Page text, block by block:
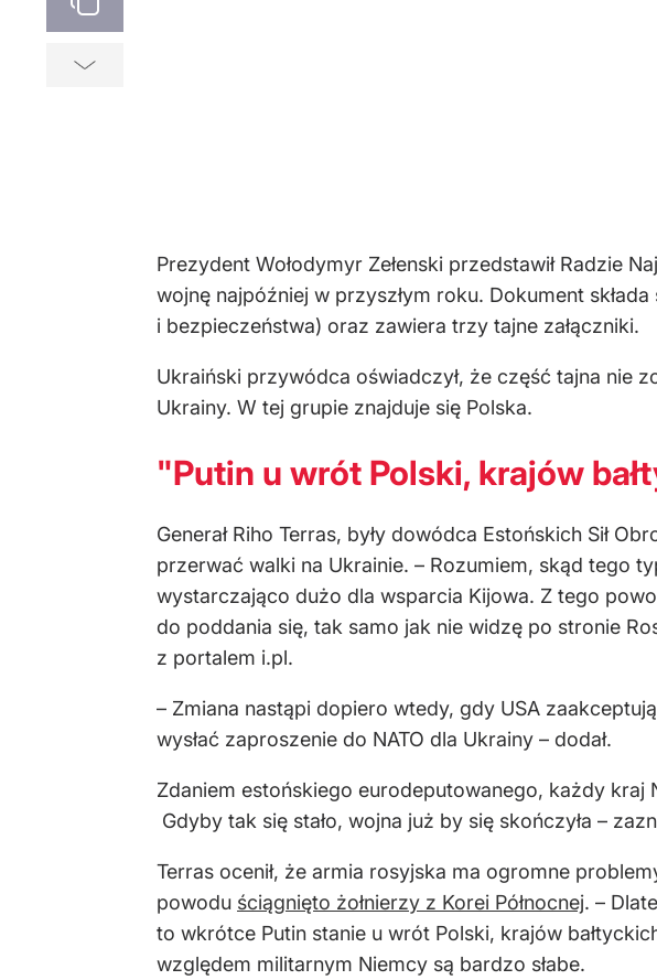
Prezydent Wołodymyr Zełenski przedstawił Radzie
wojnę najpóźniej w przyszłym roku. Dokument
i bezpieczeństwa) oraz zawiera trzy tajne załączniki.
Ukraiński przywódca oświadczył, że część tajna nie
Ukrainy. W tej grupie znajduje się Polska.
"Putin u wrót Polski, krajów
Generał Riho Terras, były dowódca Estońskich Sił
przerwać walki na Ukrainie. – Rozumiem, skąd tego
wystarczająco dużo dla wsparcia Kijowa. Z tego
do poddania się, tak samo jak nie widzę po stronie
z portalem i.pl.
– Zmiana nastąpi dopiero wtedy, gdy USA
wysłać zaproszenie do NATO dla Ukrainy – dodał.
Zdaniem estońskiego eurodeputowanego, każdy
Gdyby tak się stało, wojna już by się skończyła –
Terras ocenił, że armia rosyjska ma ogromne
powodu ściągnięto żołnierzy z Korei Północnej. –
to wkrótce Putin stanie u wrót Polski, krajów
względem militarnym Niemcy są bardzo słabe.